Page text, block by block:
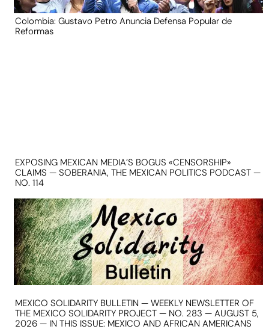
Colombia: Gustavo Petro Anuncia Defensa Popular de
Reformas
EXPOSING MEXICAN MEDIA’S BOGUS «CENSORSHIP»
CLAIMS — SOBERANIA, THE MEXICAN POLITICS PODCAST —
NO. 114
MEXICO SOLIDARITY BULLETIN — WEEKLY NEWSLETTER OF
THE MEXICO SOLIDARITY PROJECT — NO. 283 — AUGUST 5,
2026 — IN THIS ISSUE: MEXICO AND AFRICAN AMERICANS